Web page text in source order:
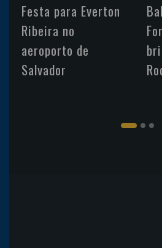
Festa para Everton
Ribeira no
aeroporto de
Salvador